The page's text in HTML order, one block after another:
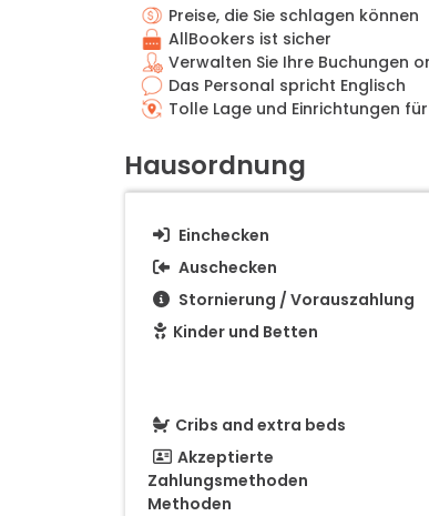
Preise, die Sie schlagen können
AllBookers ist sicher
Verwalten Sie Ihre Buchungen
Das Personal spricht Englisch
Tolle Lage und Einrichtungen
Hausordnung
Einchecken
Auschecken
Stornierung / Vorauszahlung
Kinder und Betten
Cribs and extra beds
Akzeptierte
Zahlungsmethoden
Methoden